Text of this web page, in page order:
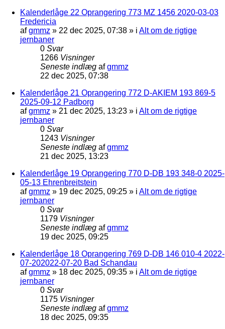
Kalenderlåge 22 Oprangering 773 MZ 1456 2020-03-03
Fredericia
afgmmz » 22 dec 2025, 07:38 » i Alt om de rigtige
jernbaner
0 Svar
1266 Visninger
Seneste indlæg afgmmz
22 dec 2025, 07:38
Kalenderlåge 21 Oprangering 772 D-AKIEM 193 869-5
2025-09-12 Padborg
afgmmz » 21 dec 2025, 13:23 » i Alt om de rigtige
jernbaner
0 Svar
1243 Visninger
Seneste indlæg afgmmz
21 dec 2025, 13:23
Kalenderlåge 19 Oprangering 770 D-DB 193 348-0 2025-
05-13 Ehrenbreitstein
afgmmz » 19 dec 2025, 09:25 » i Alt om de rigtige
jernbaner
0 Svar
1179 Visninger
Seneste indlæg afgmmz
19 dec 2025, 09:25
Kalenderlåge 18 Oprangering 769 D-DB 146 010-4 2022-
07-202022-07-20 Bad Schandau
afgmmz » 18 dec 2025, 09:35 » i Alt om de rigtige
jernbaner
0 Svar
1175 Visninger
Seneste indlæg afgmmz
18 dec 2025, 09:35